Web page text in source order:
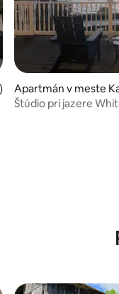
4,95 z 5,
Apartmán v meste
ga Lake
Štúdio pri jazere